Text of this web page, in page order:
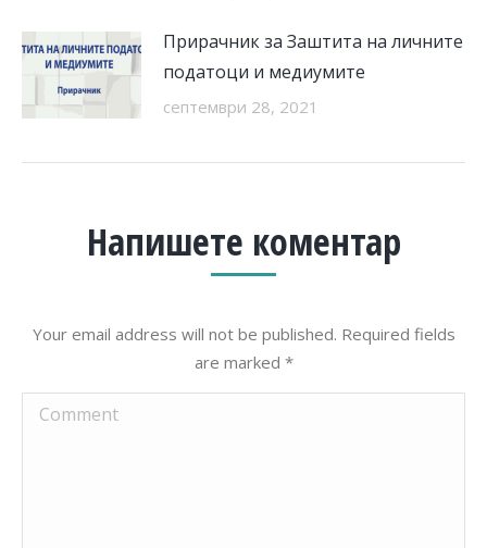
Прирачник за Заштита на личните
податоци и медиумите
септември 28, 2021
Напишете коментар
Your email address will not be published. Required fields
are marked *
Comment